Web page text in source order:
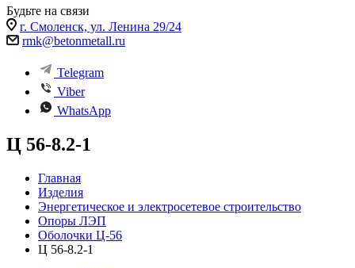
Будьте на связи
г. Смоленск, ул. Ленина 29/24
rmk@betonmetall.ru
Telegram
Viber
WhatsApp
Ц 56-8.2-1
Главная
Изделия
Энергетическое и электросетевое строительство
Опоры ЛЭП
Оболочки Ц-56
Ц 56-8.2-1